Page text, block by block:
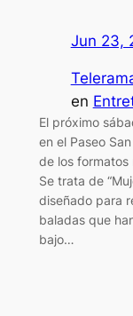
Jun 23,
en
El próximo
en el Paseo
de los formatos
Se trata de
diseñado para
baladas que
bajo…